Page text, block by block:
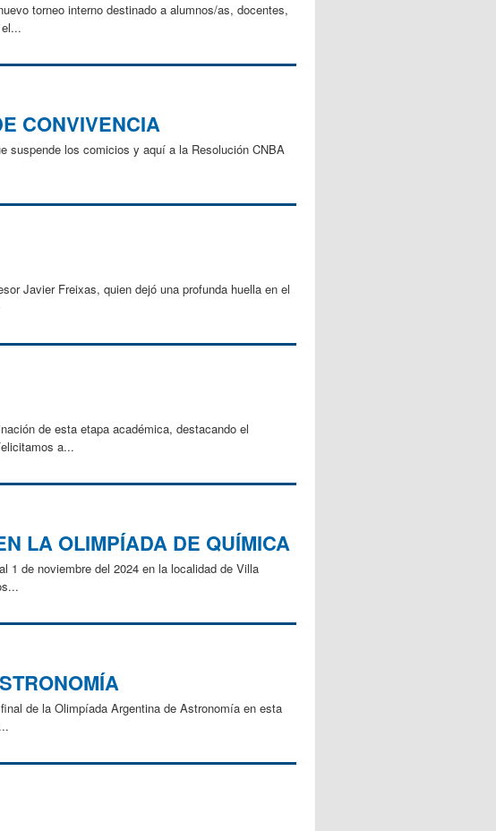
torneo interno destinado a alumnos/as, docentes,
CONVIVENCIA
suspende los comicios y aquí a la Resolución CNBA
Javier Freixas, quien dejó una profunda huella en el
de esta etapa académica, destacando el
a...
LA OLIMPÍADA DE QUÍMICA
1 de noviembre del 2024 en la localidad de Villa
de la Olimpíada Argentina de Astronomía en esta